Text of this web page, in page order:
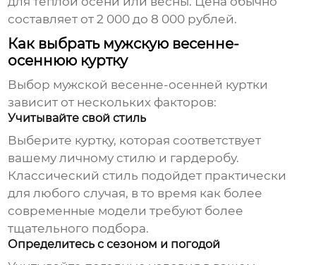
составляет от 2 000 до 8 000 рублей.
Как выбрать мужскую весенне-
осеннюю куртку
Выбор мужской весенне-осенней куртки
зависит от нескольких факторов:
Учитывайте свой стиль
Выберите куртку, которая соответствует
вашему личному стилю и гардеробу.
Классический стиль подойдет практически
для любого случая, в то время как более
современные модели требуют более
тщательного подбора.
Определитесь с сезоном и погодой